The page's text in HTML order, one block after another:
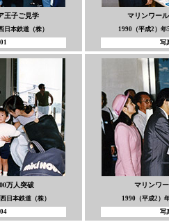
王子ご見学
本鉄道（株）
マリンワー
1990（平成2）
写
万人突破
日本鉄道（株）
マリンワ
1990（平成2）
写